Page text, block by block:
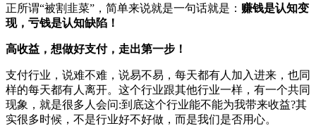
正所谓“被割韭菜”，简单来说就是一句话就是： 赚钱是认知变
现，亏钱是认知缺陷！
高收益，想做好支付，走出第一步！
支付行业，说难不难，说易不易，每天都有人加入进来，也同
样的每天都有人离开。这个行业跟其他行业一样，有一个共同
现象，就是很多人会问:到底这个行业能不能为我带来收益?其
实很多时候，不是行业好不好做，而是我们是否用心。